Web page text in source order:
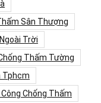
Sân Thượng
Trời
Thấm Tường
Tphcm
Chống Thấm